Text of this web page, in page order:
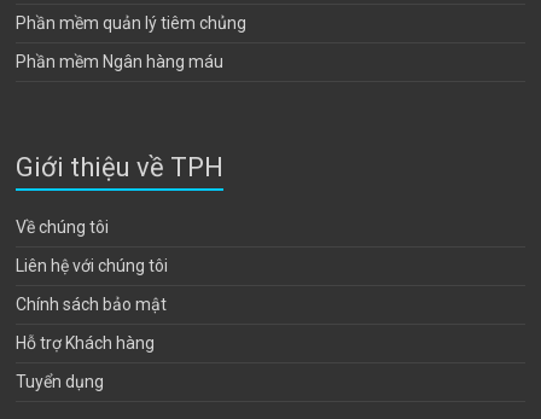
Phần mềm quản lý tiêm chủng
Phần mềm Ngân hàng máu
Giới thiệu về TPH
Về chúng tôi
Liên hệ với chúng tôi
Chính sách bảo mật
Hỗ trợ Khách hàng
Tuyển dụng